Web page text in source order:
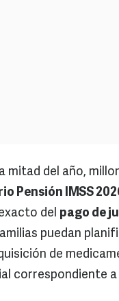
mitad del año,
Pensión IMSS
del pago de
puedan
de
correspondiente